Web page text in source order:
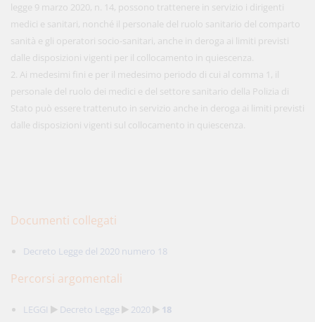
legge 9 marzo 2020, n. 14, possono trattenere in servizio i dirigenti
medici e sanitari, nonché il personale del ruolo sanitario del comparto
sanità e gli operatori socio-sanitari, anche in deroga ai limiti previsti
dalle disposizioni vigenti per il collocamento in quiescenza.
2. Ai medesimi fini e per il medesimo periodo di cui al comma 1, il
personale del ruolo dei medici e del settore sanitario della Polizia di
Stato può essere trattenuto in servizio anche in deroga ai limiti previsti
dalle disposizioni vigenti sul collocamento in quiescenza.
Documenti collegati
Decreto Legge del 2020 numero 18
Percorsi argomentali
LEGGI Decreto Legge 2020 18